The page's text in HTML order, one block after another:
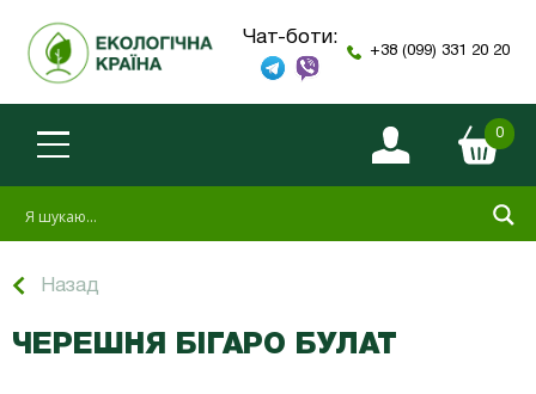
Чат-боти:
+38 (099) 331 20 20
0
Назад
ЧЕРЕШНЯ БІГАРО БУЛАТ